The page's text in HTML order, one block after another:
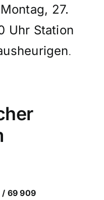
27.
Uhr Station
.
/ 69 909